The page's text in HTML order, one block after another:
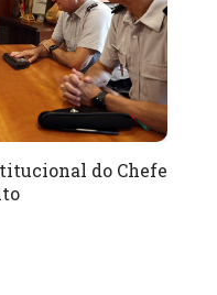
do Chefe